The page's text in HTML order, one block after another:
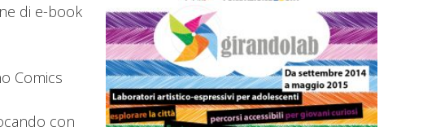
di e-book
Comics
con